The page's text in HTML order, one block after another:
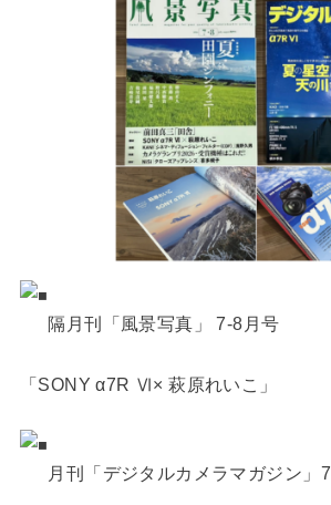
隔月刊「風景写真」 7-8月号
「SONY α7R Ⅵ× 萩原れいこ」
月刊「デジタルカメラマガジン」